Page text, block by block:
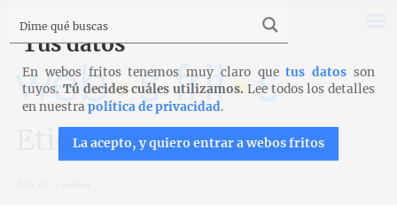
Etiqueta: salsa
Tus datos
En webos fritos tenemos muy claro quetus datos son
tuyos. Tú decides cuáles utilizamos. Lee todos los detalles
en nuestrapolítica de privacidad.
La acepto, y quiero entrar a webos fritos